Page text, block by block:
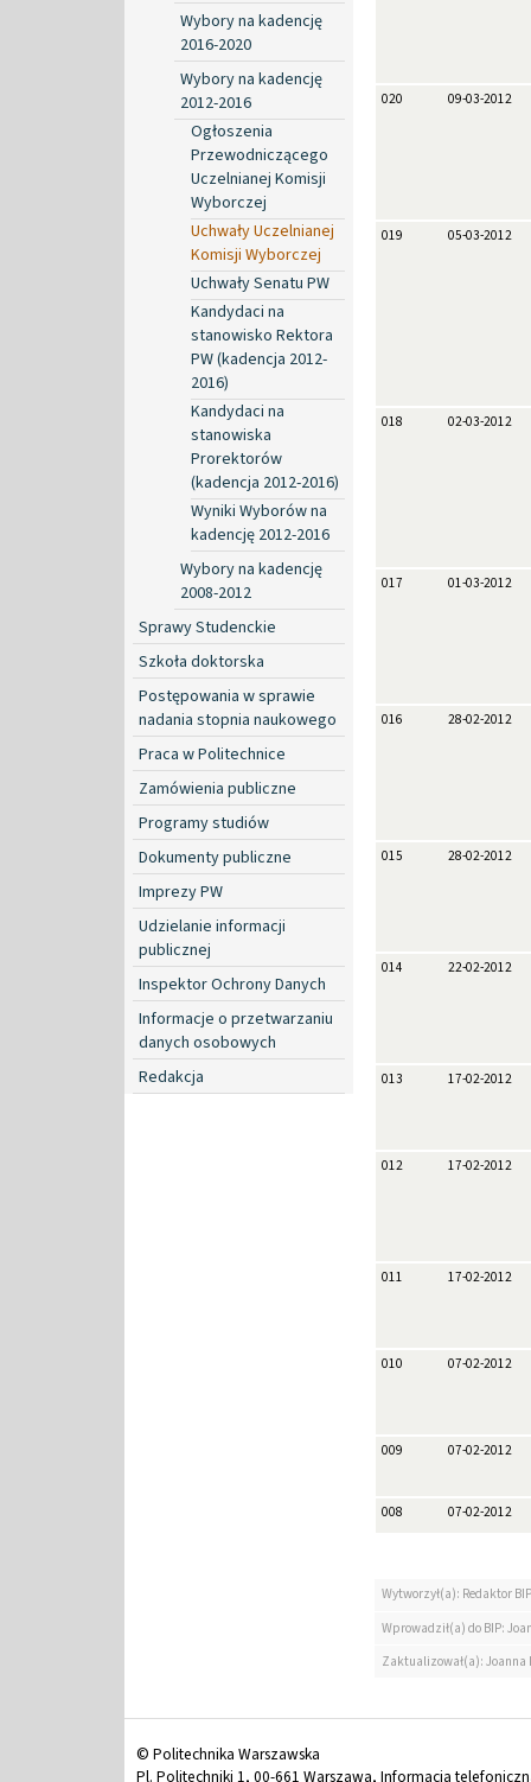
Wybory na kadencję
2016-2020
Wybory na kadencję
2012-2016
Ogłoszenia
Przewodniczącego
Uczelnianej Komisji
Wyborczej
Uchwały Uczelnianej
Komisji Wyborczej
Uchwały Senatu PW
Kandydaci na
stanowisko Rektora
PW (kadencja 2012-
2016)
Kandydaci na
stanowiska
Prorektorów
(kadencja 2012-2016)
Wyniki Wyborów na
kadencję 2012-2016
Wybory na kadencję
2008-2012
Sprawy Studenckie
Szkoła doktorska
Postępowania w sprawie
nadania stopnia naukowego
Praca w Politechnice
Zamówienia publiczne
Programy studiów
Dokumenty publiczne
Imprezy PW
Udzielanie informacji
publicznej
Inspektor Ochrony Danych
Informacje o przetwarzaniu
danych osobowych
Redakcja
020 09-03-2012
019 05-03-2012
018 02-03-2012
017 01-03-2012
016 28-02-2012
015 28-02-2012
014 22-02-2012
013 17-02-2012
012 17-02-2012
011 17-02-2012
010 07-02-2012
009 07-02-2012
008 07-02-2012
Wytworzył(a): Redaktor BIP
Wprowadził(a) do BIP:
Zaktualizował(a):
© Politechnika Warszawska
Pl. Politechniki 1, 00-661 Warszawa, Informacja